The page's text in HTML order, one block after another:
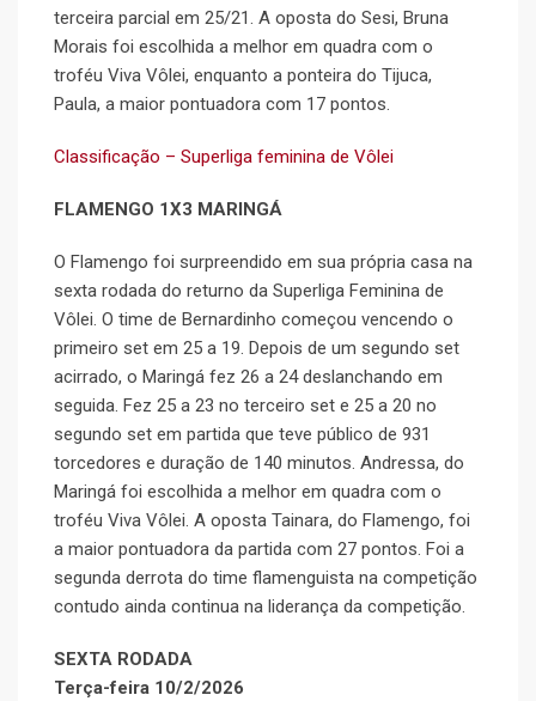
terceira parcial em 25/21. A oposta do Sesi, Bruna
Morais foi escolhida a melhor em quadra com o
troféu Viva Vôlei, enquanto a ponteira do Tijuca,
Paula, a maior pontuadora com 17 pontos.
Classificação – Superliga feminina de Vôlei
FLAMENGO 1X3 MARINGÁ
O Flamengo foi surpreendido em sua própria casa na
sexta rodada do returno da Superliga Feminina de
Vôlei. O time de Bernardinho começou vencendo o
primeiro set em 25 a 19. Depois de um segundo set
acirrado, o Maringá fez 26 a 24 deslanchando em
seguida. Fez 25 a 23 no terceiro set e 25 a 20 no
segundo set em partida que teve público de 931
torcedores e duração de 140 minutos. Andressa, do
Maringá foi escolhida a melhor em quadra com o
troféu Viva Vôlei. A oposta Tainara, do Flamengo, foi
a maior pontuadora da partida com 27 pontos. Foi a
segunda derrota do time flamenguista na competição
contudo ainda continua na liderança da competição.
SEXTA RODADA
Terça-feira 10/2/2026